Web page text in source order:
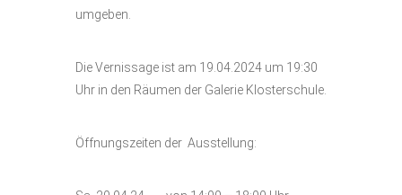
umgeben.
Die Vernissage ist am 19.04.2024 um 19:30
Uhr in den Räumen der Galerie Klosterschule.
Öffnungszeiten der Ausstellung: